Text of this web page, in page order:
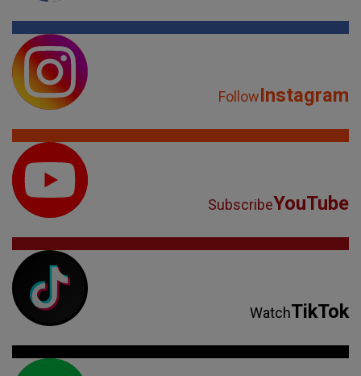
FollowInstagram
SubscribeYouTube
WatchTikTok